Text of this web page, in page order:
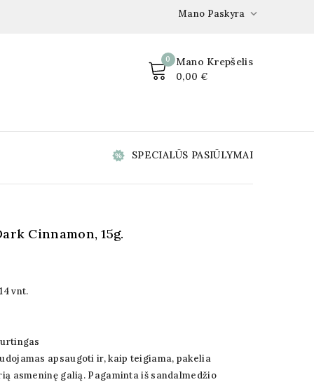
Mano Paskyra 
0 Mano Krepšelis
0,00 €
SPECIALŪS PASIŪLYMAI
Cinnamon, 15g.
vnt.
apsaugoti ir, kaip teigiama, pakelia
asmeninę galią. Pagaminta iš sandalmedžio